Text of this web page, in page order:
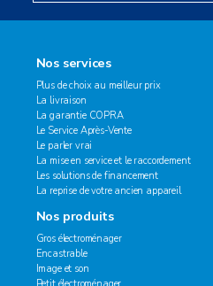
Nos services
Plus de choix au meilleur prix
La livraison
La garantie COPRA
Le Service Après-Vente
Le parler vrai
La mise en service et le raccordement
Les solutions de financement
La reprise de votre ancien appareil
Nos produits
Gros électroménager
Encastrable
Image et son